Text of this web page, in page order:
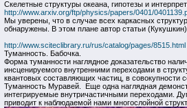
Скелетные структуры океана, гипотезы и
http://www.arxiv.org/ftp/physics/papers/0401/
Мы уверены, что в случае всех каркасных
обнаружены. В этом плане автор статьи
http://www.sciteclibrary.ru/rus/catalog/pages/8515.html
Туманность. Бабочка.
Форма туманности наглядное доказательство
инсценируемого внутренними переходами в
квантовых составляющих частиц, в
Туманность Муравей. Еще одна наглядная
интегрируемые внутричастичными переходами.
приводит к наблюдаемой нами многослойной